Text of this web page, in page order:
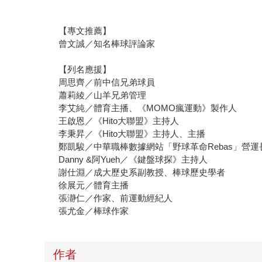
【專文推薦】
曾文誠／知名棒球評論家
【列名應援】
周思齊／前中信兄弟球員
蕭莉綾／山羊兄弟管理
李艾純／體育主播、《MOMO瘋運動》製作人
王啟恩／《Hito大聯盟》主持人
李秉昇／《Hito大聯盟》主持人、主播
鄭凱駿／中華職棒數據網站「野球革命Rebas」營運
Danny &阿Yueh／《鍵盤球探》主持人
謝仕淵／成大歷史系副教授、棒球歷史學者
徐展元／體育主播
張瀞仁／作家、前運動經紀人
張尤金／棒球作家
作者